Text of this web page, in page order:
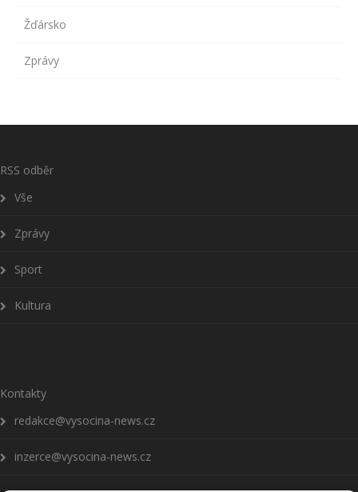
Žďársko
Zprávy
RSS odběr
Vše
Zprávy
Sport
Kultura
Kontakty
redakce@vysocina-news.cz
inzerce@vysocina-news.cz